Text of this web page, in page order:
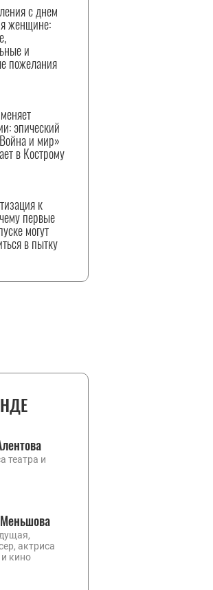
с днем
женщине:
и
пожелания
эпический
и мир»
в Кострому
к
первые
могут
в пытку
театра и
актриса
и кино